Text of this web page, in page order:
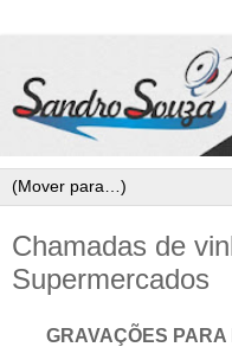
Chamadas de
Supermercados
GRAVAÇÕES